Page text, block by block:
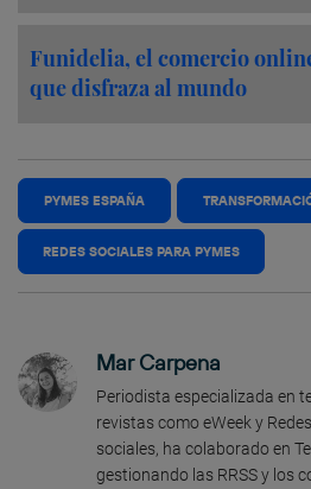
Funidelia, el comercio
que disfraza al mundo
PYMES ESPAÑA
REDES SOCIALES PARA PYMES
Mar Carpena
Periodista especializada en
revistas como eWeek y
sociales, ha colaborado en
gestionando las RRSS y los